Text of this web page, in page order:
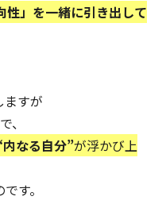
性」を一緒に引き出して
ますが
、
内なる自分”が浮かび上
す。